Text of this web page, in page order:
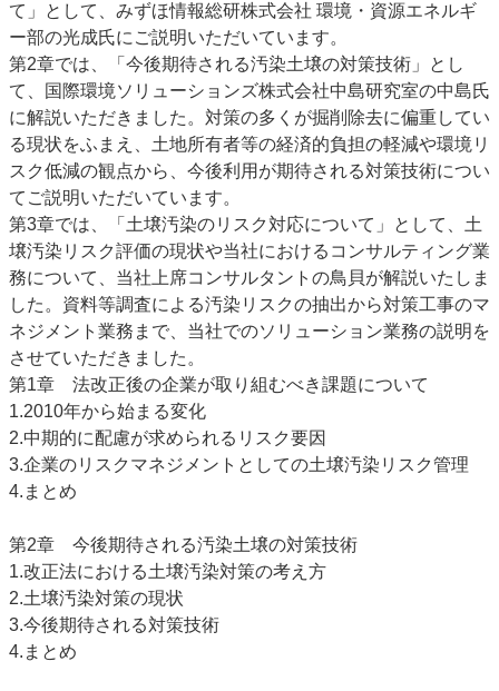
て」として、みずほ情報総研株式会社 環境・資源エネルギ
ー部の光成氏にご説明いただいています。
第2章では、「今後期待される汚染土壌の対策技術」とし
て、国際環境ソリューションズ株式会社中島研究室の中島氏
に解説いただきました。対策の多くが掘削除去に偏重してい
る現状をふまえ、土地所有者等の経済的負担の軽減や環境リ
スク低減の観点から、今後利用が期待される対策技術につい
てご説明いただいています。
第3章では、「土壌汚染のリスク対応について」として、土
壌汚染リスク評価の現状や当社におけるコンサルティング業
務について、当社上席コンサルタントの鳥貝が解説いたしま
した。資料等調査による汚染リスクの抽出から対策工事のマ
ネジメント業務まで、当社でのソリューション業務の説明を
させていただきました。
第1章 法改正後の企業が取り組むべき課題について
1.2010年から始まる変化
2.中期的に配慮が求められるリスク要因
3.企業のリスクマネジメントとしての土壌汚染リスク管理
4.まとめ
第2章 今後期待される汚染土壌の対策技術
1.改正法における土壌汚染対策の考え方
2.土壌汚染対策の現状
3.今後期待される対策技術
4.まとめ